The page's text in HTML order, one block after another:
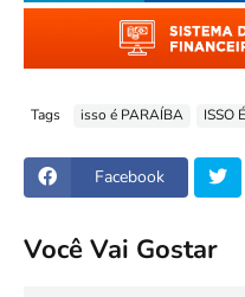
Tags isso é PARAÍBA ISSO
Facebook
Você Vai Gostar